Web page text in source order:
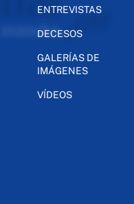
ENTREVISTAS
DECESOS
GALERÍAS DE
IMÁGENES
VÍDEOS